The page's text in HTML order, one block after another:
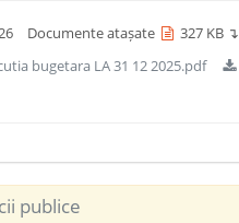
Documente atașate
327 KB ↴
bugetara LA 31 12 2025.pdf
publice